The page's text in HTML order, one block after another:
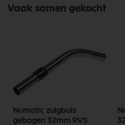
Numatic Onderdelen
Hengelo vindt u een uitgebreid
levering. Ontdek de kwaliteit en
Onderdelen vandaag nog en bestel
Bekijk meer Numatic Onderdelen
Vaak samen gekocht
Numatic zuigbuis
gebogen 32mm RVS